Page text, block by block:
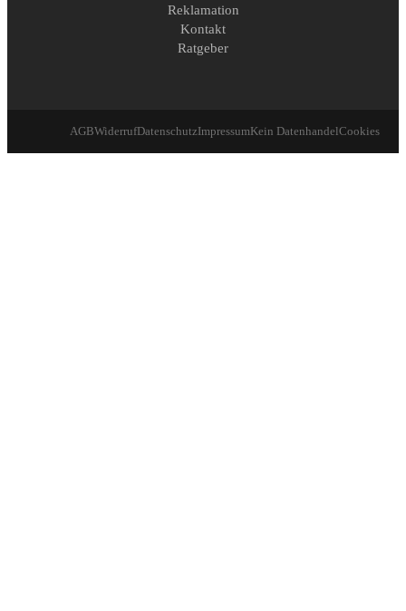
Reklamation
Kontakt
Ratgeber
AGBWiderrufDatenschutzImpressumKein DatenhandelCookies